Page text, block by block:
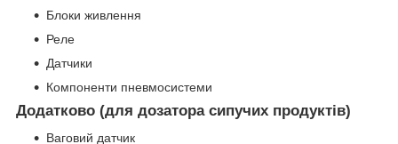
Блоки живлення
Реле
Датчики
Компоненти пневмосистеми
Додатково (для дозатора сипучих продуктів)
Ваговий датчик